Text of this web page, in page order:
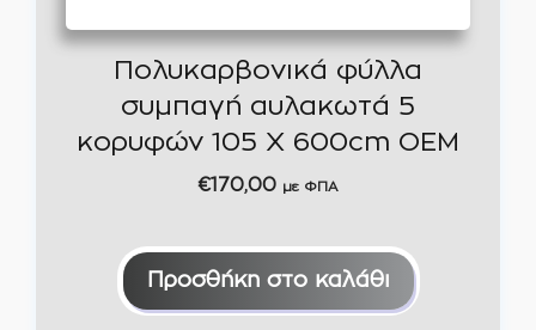
Πολυκαρβονικά φύλλα
συμπαγή αυλακωτά 5
κορυφών 105 Χ 600cm OEM
€170,00 με ΦΠΑ
Προσθήκη στο καλάθι